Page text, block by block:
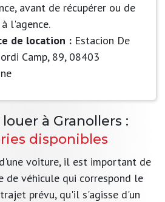
avant de récupérer ou de
l'agence.
de location : Estacion De
Camp, 89, 08403
à Granollers :
disponibles
voiture, il est important de
de véhicule qui correspond le
prévu, qu'il s'agisse d'un